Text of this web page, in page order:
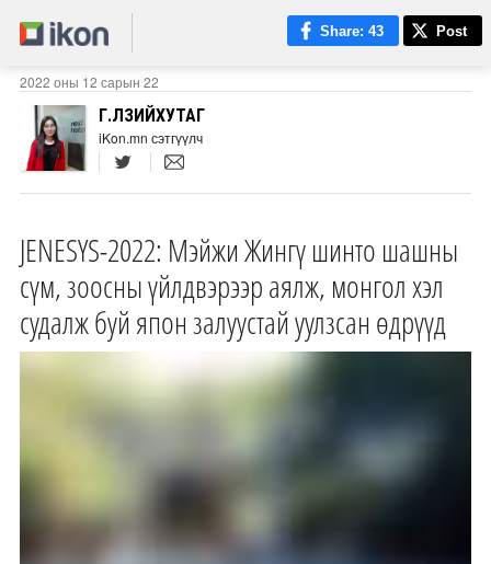
Share: 43 Post
2022 оны 12 сарын 22
Г.ӨЛЗИЙХУТАГ
iKon.mn сэтгүүлч
JENESYS-2022: Мэйжи Жингү шинто шашны
сүм, зоосны үйлдвэрээр аялж, монгол хэл
судалж буй япон залуустай уулзсан өдрүүд